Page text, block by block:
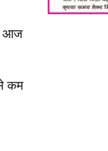
आज
कम